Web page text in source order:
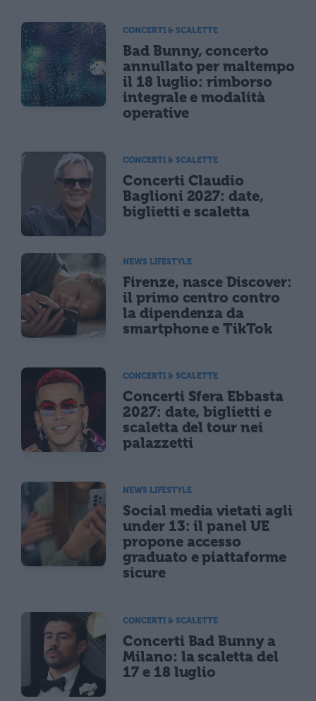
CONCERTI & SCALETTE
Bad Bunny, concerto
annullato per maltempo
il 18 luglio: rimborso
integrale e modalità
operative
CONCERTI & SCALETTE
Concerti Claudio
Baglioni 2027: date,
biglietti e scaletta
NEWS LIFESTYLE
Firenze, nasce Discover:
il primo centro contro
la dipendenza da
smartphone e TikTok
CONCERTI & SCALETTE
Concerti Sfera Ebbasta
2027: date, biglietti e
scaletta del tour nei
palazzetti
NEWS LIFESTYLE
Social media vietati agli
under 13: il panel UE
propone accesso
graduato e piattaforme
sicure
CONCERTI & SCALETTE
Concerti Bad Bunny a
Milano: la scaletta del
17 e 18 luglio